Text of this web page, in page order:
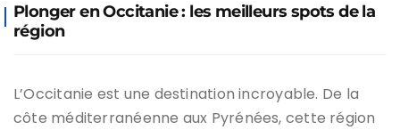
Plonger en Occitanie : les meilleurs spots de la
région
L’Occitanie est une destination incroyable. De la
côte méditerranéenne aux Pyrénées, cette région